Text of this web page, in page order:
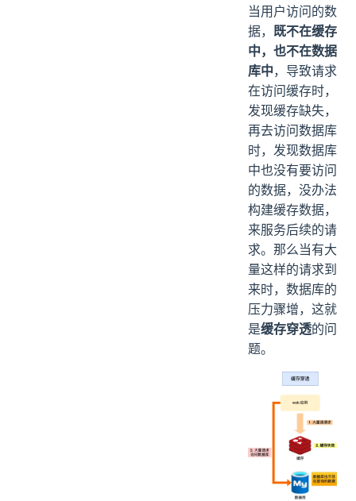
当用户访问的数
据， 既不在缓存
中，也不在数据
库中，导致请求
在访问缓存时，
发现缓存缺失，
再去访问数据库
时，发现数据库
中也没有要访问
的数据，没办法
构建缓存数据，
来服务后续的请
求。那么当有大
量这样的请求到
来时，数据库的
压力骤增，这就
是缓存穿透的问
题。